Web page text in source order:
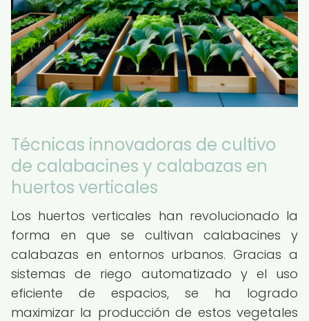
Técnicas innovadoras de cultivo
de calabacines y calabazas en
huertos verticales
Los huertos verticales han revolucionado la
forma en que se cultivan calabacines y
calabazas en entornos urbanos. Gracias a
sistemas de riego automatizado y el uso
eficiente de espacios, se ha logrado
maximizar la producción de estos vegetales